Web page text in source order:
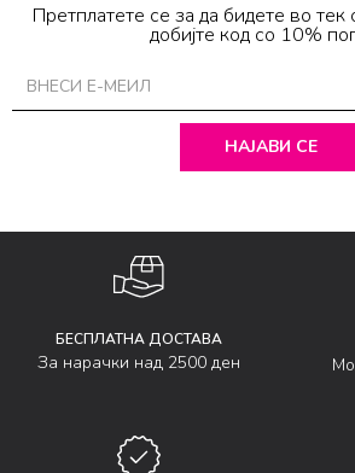
Претплатете се за да бидете во тек
добијте код со 10%
НАЈАВИ СЕ
БЕСПЛАТНА ДОСТАВА
За нарачки над 2500 ден